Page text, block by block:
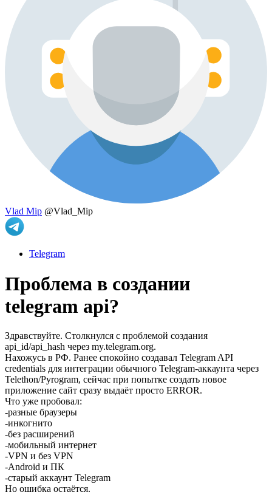
Vlad Mip @Vlad_Mip
Telegram
Проблема в создании
telegram api?
Здравствуйте. Столкнулся с проблемой создания
api_id/api_hash через my.telegram.org.
Нахожусь в РФ. Ранее спокойно создавал Telegram API
credentials для интеграции обычного Telegram-аккаунта через
Telethon/Pyrogram, сейчас при попытке создать новое
приложение сайт сразу выдаёт просто ERROR.
Что уже пробовал:
-разные браузеры
-инкогнито
-без расширений
-мобильный интернет
-VPN и без VPN
-Android и ПК
-старый аккаунт Telegram
Но ошибка остаётся.